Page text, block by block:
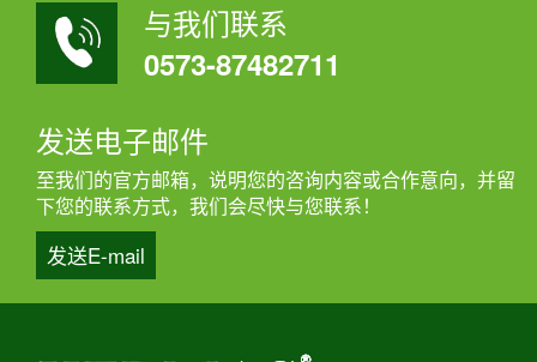
与我们联系
0573-87482711
发送电子邮件
至我们的官方邮箱，说明您的咨询内容或合作意向，并留
下您的联系方式，我们会尽快与您联系！
发送E-mail